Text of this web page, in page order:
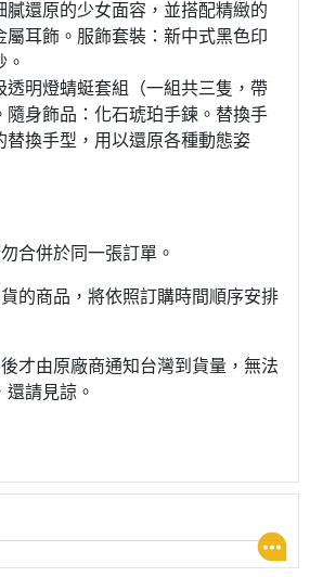
膩還原的少女面容，並搭配精緻的
屬耳飾。服飾套裝：新中式黑色印
透明燈蜻蜓套組（一組共三隻，帶
隨身飾品：化石琥珀手鍊。替換手
替換手型，用以還原各種動態姿
合併於同一張訂單。
的商品，將依照訂購時間順序安排
才由原廠商通知台灣到貨量，無法
請見諒。